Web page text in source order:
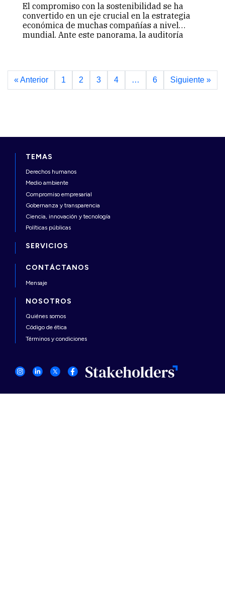
El compromiso con la sostenibilidad se ha
convertido en un eje crucial en la estrategia
económica de muchas compañías a nivel
mundial. Ante este panorama, la auditoría
« Anterior 1 2 3 4 … 6 Siguiente »
TEMAS
Derechos humanos
Medio ambiente
Compromiso empresarial
Gobernanza y transparencia
Ciencia, innovación y tecnología
Políticas públicas
SERVICIOS
CONTÁCTANOS
Mensaje
NOSOTROS
Quiénes somos
Código de ética
Términos y condiciones